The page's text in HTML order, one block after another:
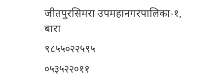
जीतपुरसिमरा उपमहानगरपालिका-१,
बारा
९८५५०२२५९५
०५३५२२०११